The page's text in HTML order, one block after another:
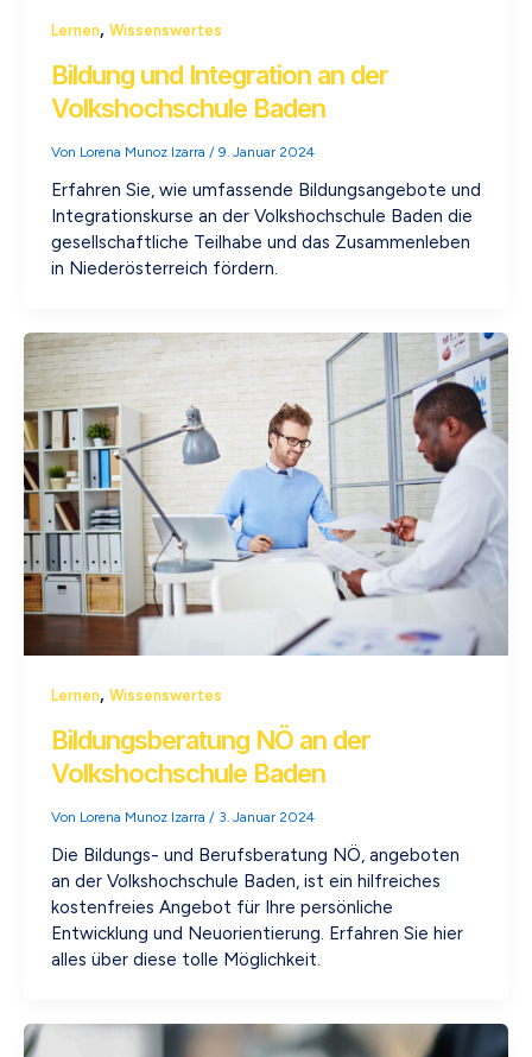
Lernen, Wissenswertes
Bildung und Integration an der
Volkshochschule Baden
Von Lorena Munoz Izarra / 9. Januar 2024
Erfahren Sie, wie umfassende Bildungsangebote und
Integrationskurse an der Volkshochschule Baden die
gesellschaftliche Teilhabe und das Zusammenleben
in Niederösterreich fördern.
Lernen, Wissenswertes
Bildungsberatung NÖ an der
Volkshochschule Baden
Von Lorena Munoz Izarra / 3. Januar 2024
Die Bildungs- und Berufsberatung NÖ, angeboten
an der Volkshochschule Baden, ist ein hilfreiches
kostenfreies Angebot für Ihre persönliche
Entwicklung und Neuorientierung. Erfahren Sie hier
alles über diese tolle Möglichkeit.